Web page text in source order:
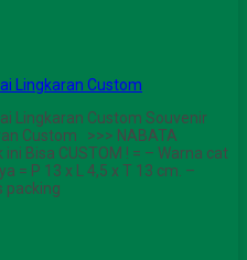
Lingkaran Custom
Lingkaran Custom Souvenir
Custom >>> NABATA
Bisa CUSTOM ! = – Warna cat
= P 13 x L 4,5 x T 13 cm. –
packing